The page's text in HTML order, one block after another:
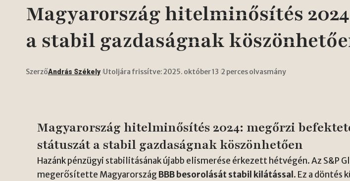
Magyarország hitelminősítés
a stabil gazdaságnak
SzerzőAndrás Székely Utoljára frissítve: 2025. október 13 2 perces olvasmány
Magyarország hitelminősítés 2024: megőrzi
státuszát a stabil gazdaságnak köszönhetően
Hazánk pénzügyi stabilitásának újabb elismerése érkezett hétvégén. Az S&P
megerősítette Magyarország BBB besorolását stabil kilátással . Ez a döntés